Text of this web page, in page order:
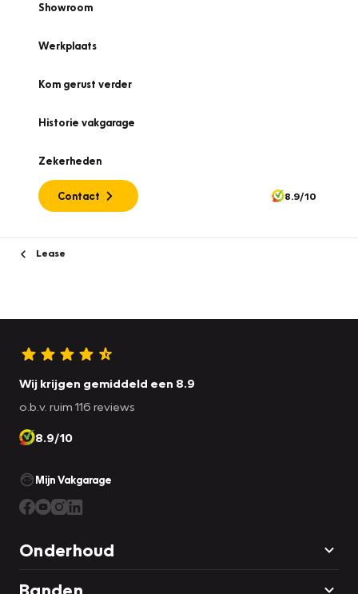
Showroom
Werkplaats
Kom gerust verder
Historie vakgarage
Zekerheden
Contact 8.9/10
Lease
Wij krijgen gemiddeld een 8.9
o.b.v. ruim 116 reviews
8.9/10
Mijn Vakgarage
Onderhoud
Banden